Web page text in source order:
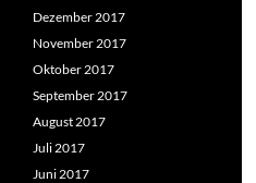
Dezember 2017
November 2017
Oktober 2017
September 2017
August 2017
Juli 2017
Juni 2017